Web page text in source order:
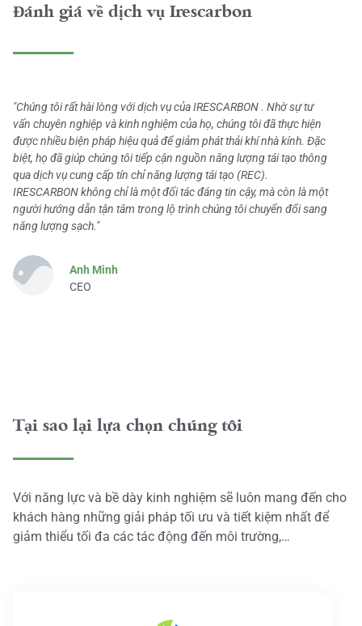
Đánh giá về dịch vụ Irescarbon
"Chúng tôi rất hài lòng với dịch vụ của IRESCARBON . Nhờ sự tư
vấn chuyên nghiệp và kinh nghiệm của họ, chúng tôi đã thực hiện
được nhiều biện pháp hiệu quả để giảm phát thải khí nhà kính. Đặc
biệt, họ đã giúp chúng tôi tiếp cận nguồn năng lượng tái tạo thông
qua dịch vụ cung cấp tín chỉ năng lượng tái tạo (REC).
IRESCARBON không chỉ là một đối tác đáng tin cậy, mà còn là một
người hướng dẫn tận tâm trong lộ trình chúng tôi chuyển đổi sang
năng lượng sạch."
Anh Minh
CEO
Tại sao lại lựa chọn chúng tôi
Với năng lực và bề dày kinh nghiệm sẽ luôn mang đến cho
khách hàng những giải pháp tối ưu và tiết kiệm nhất để
giảm thiểu tối đa các tác động đến môi trường,…